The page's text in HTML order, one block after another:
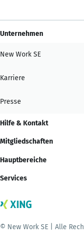
Unternehmen
New Work SE
Karriere
Presse
Hilfe & Kontakt
Mitgliedschaften
Hauptbereiche
Services
© New Work SE | Alle